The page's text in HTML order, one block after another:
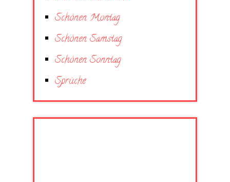
Schönen Montag
Schönen Samstag
Schönen Sonntag
Sprüche